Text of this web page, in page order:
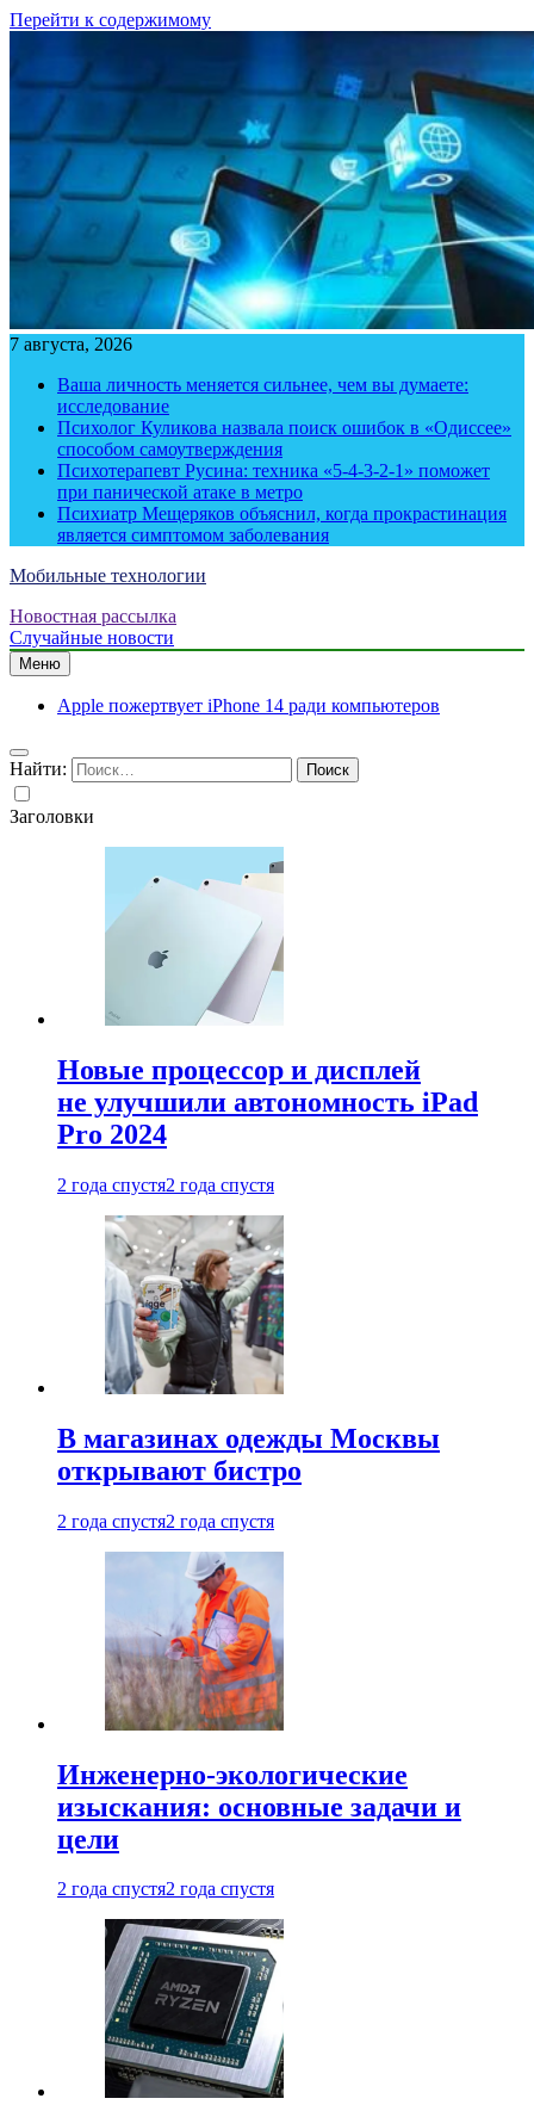
Перейти к содержимому
7 августа, 2026
Ваша личность меняется сильнее, чем вы думаете:
исследование
Психолог Куликова назвала поиск ошибок в «Одиссее»
способом самоутверждения
Психотерапевт Русина: техника «5-4-3-2-1» поможет
при панической атаке в метро
Психиатр Мещеряков объяснил, когда прокрастинация
является симптомом заболевания
Мобильные технологии
Новостная рассылка
Случайные новости
Меню
Apple пожертвует iPhone 14 ради компьютеров
Найти:
Заголовки
Новые процессор и дисплей
не улучшили автономность iPad
Pro 2024
2 года спустя2 года спустя
В магазинах одежды Москвы
открывают бистро
2 года спустя2 года спустя
Инженерно-экологические
изыскания: основные задачи и
цели
2 года спустя2 года спустя